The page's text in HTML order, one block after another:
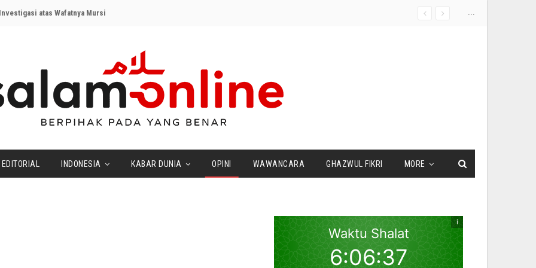
...
atas Wafatnya Mursi
EDITORIAL INDONESIA KABAR DUNIA OPINI WAWANCARA GHAZWUL FIKRI MORE